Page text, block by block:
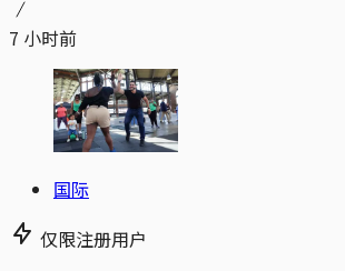
7 小时前
国际
仅限注册用户